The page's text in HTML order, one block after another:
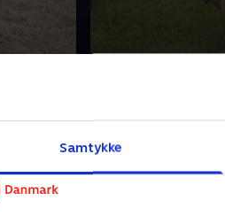
Samtykke
de
Filmene
yngste børn i
er enkle, lærerige
16. februar 2024 • 2